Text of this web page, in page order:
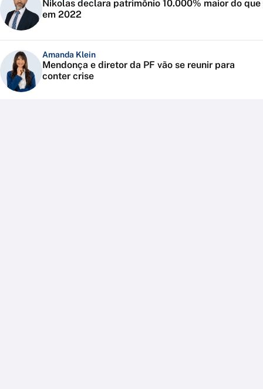
Nikolas declara patrimônio 10.000% maior do que
em 2022
Amanda Klein
Mendonça e diretor da PF vão se reunir para
conter crise